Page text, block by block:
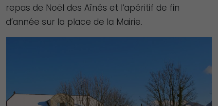
repas de Noël des Aînés et l’apéritif de fin
d’année sur la place de la Mairie.